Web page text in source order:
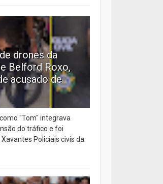
drones da
Belford Roxo,
acusado de
"Tom" integrava
do tráfico e foi
Policiais civis da